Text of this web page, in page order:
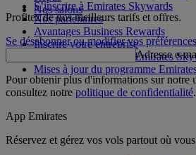
Nos salons
S’inscrire à Emirates Skywards
Nos partenaires
Avantages Business Rewards
Inscrire votre entreprise
Règles du programme Emirates
Mises à jour du programme
Profitez de nos meilleurs tarifs et offres.
Se désabonner ou modifier vos préférences
Adresse e-
Pour obtenir plus d'informations sur notre
consultez notre politique de confidentialité.
App Emirates
Réservez et gérez vos vols partout où